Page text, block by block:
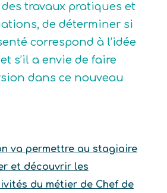
travaux pratiques et
de déterminer si
correspond à l’idée
s’il a envie de faire
dans ce nouveau
va permettre au stagiaire
et découvrir les
du métier de Chef de